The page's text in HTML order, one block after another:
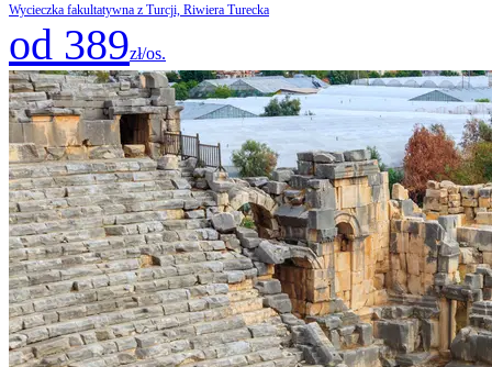
Wycieczka fakultatywna z Turcji, Riwiera Turecka
od 389zł/os.